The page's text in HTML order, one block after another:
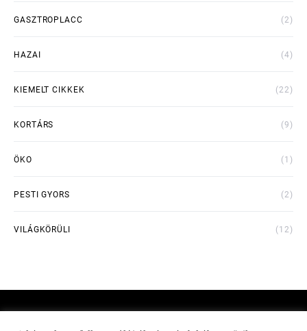
GASZTROPLACC (2)
HAZAI (4)
KIEMELT CIKKEK (22)
KORTÁRS (9)
ÖKO (1)
PESTI GYORS (2)
VILÁGKÖRÜLI (12)